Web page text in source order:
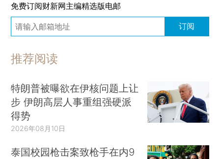
免费订阅财新网主编精选版电邮
订阅
推荐阅读
特朗普被曝欲在伊核问题上让
步 伊朗高层人事重组强硬派
得势
2026年08月10日
泰国校园枪击案致枪手在内9